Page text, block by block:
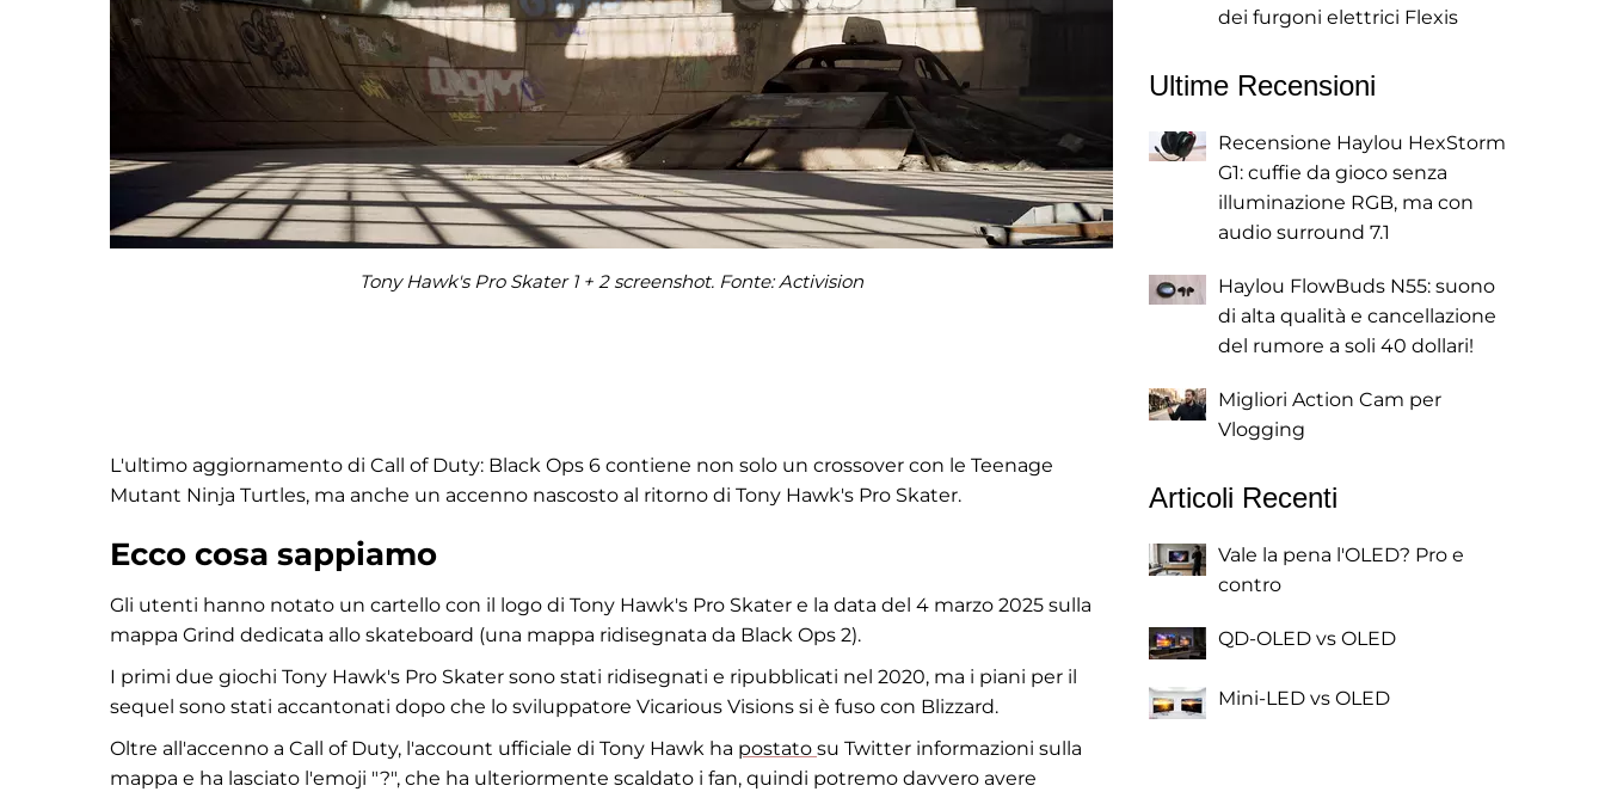
Tony Hawk's Pro Skater 1 + 2 screenshot. Fonte: Activision
L'ultimo aggiornamento di Call of Duty: Black Ops 6 contiene non solo un crossover con le Teenage
Mutant Ninja Turtles, ma anche un accenno nascosto al ritorno di Tony Hawk's Pro Skater.
Ecco cosa sappiamo
Gli utenti hanno notato un cartello con il logo di Tony Hawk's Pro Skater e la data del 4 marzo 2025 sulla
mappa Grind dedicata allo skateboard (una mappa ridisegnata da Black Ops 2).
I primi due giochi Tony Hawk's Pro Skater sono stati ridisegnati e ripubblicati nel 2020, ma i piani per il
sequel sono stati accantonati dopo che lo sviluppatore Vicarious Visions si è fuso con Blizzard.
Oltre all'accenno a Call of Duty, l'account ufficiale di Tony Hawk ha postato su Twitter informazioni sulla
mappa e ha lasciato l'emoji "?", che ha ulteriormente scaldato i fan, quindi potremo davvero avere
dei furgoni elettrici Flexis
Ultime Recensioni
Recensione Haylou HexStorm
G1: cuffie da gioco senza
illuminazione RGB, ma con
audio surround 7.1
Haylou FlowBuds N55: suono
di alta qualità e cancellazione
del rumore a soli 40 dollari!
Migliori Action Cam per
Vlogging
Articoli Recenti
Vale la pena l'OLED? Pro e
contro
QD-OLED vs OLED
Mini-LED vs OLED